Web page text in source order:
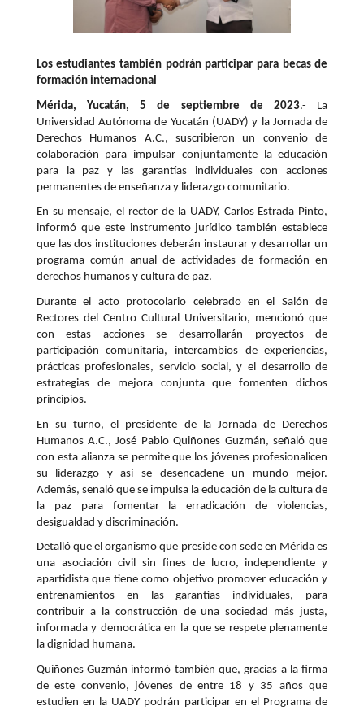
Los estudiantes también podrán participar para becas de
formación internacional
Mérida, Yucatán, 5 de septiembre de 2023.- La
Universidad Autónoma de Yucatán (UADY) y la Jornada de
Derechos Humanos A.C., suscribieron un convenio de
colaboración para impulsar conjuntamente la educación
para la paz y las garantías individuales con acciones
permanentes de enseñanza y liderazgo comunitario.
En su mensaje, el rector de la UADY, Carlos Estrada Pinto,
informó que este instrumento jurídico también establece
que las dos instituciones deberán instaurar y desarrollar un
programa común anual de actividades de formación en
derechos humanos y cultura de paz.
Durante el acto protocolario celebrado en el Salón de
Rectores del Centro Cultural Universitario, mencionó que
con estas acciones se desarrollarán proyectos de
participación comunitaria, intercambios de experiencias,
prácticas profesionales, servicio social, y el desarrollo de
estrategias de mejora conjunta que fomenten dichos
principios.
En su turno, el presidente de la Jornada de Derechos
Humanos A.C., José Pablo Quiñones Guzmán, señaló que
con esta alianza se permite que los jóvenes profesionalicen
su liderazgo y así se desencadene un mundo mejor.
Además, señaló que se impulsa la educación de la cultura de
la paz para fomentar la erradicación de violencias,
desigualdad y discriminación.
Detalló que el organismo que preside con sede en Mérida es
una asociación civil sin fines de lucro, independiente y
apartidista que tiene como objetivo promover educación y
entrenamientos en las garantías individuales, para
contribuir a la construcción de una sociedad más justa,
informada y democrática en la que se respete plenamente
la dignidad humana.
Quiñones Guzmán informó también que, gracias a la firma
de este convenio, jóvenes de entre 18 y 35 años que
estudien en la UADY podrán participar en el Programa de